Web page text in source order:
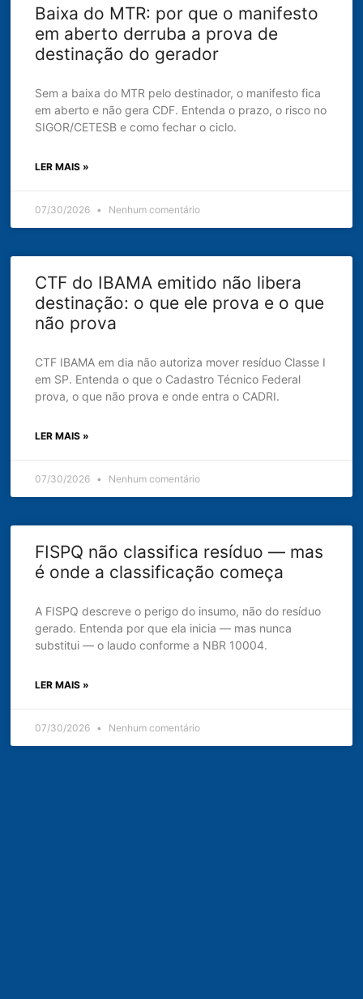
Baixa do MTR: por que o manifesto
em aberto derruba a prova de
destinação do gerador
Sem a baixa do MTR pelo destinador, o manifesto fica
em aberto e não gera CDF. Entenda o prazo, o risco no
SIGOR/CETESB e como fechar o ciclo.
LER MAIS »
07/30/2026 Nenhum comentário
CTF do IBAMA emitido não libera
destinação: o que ele prova e o que
não prova
CTF IBAMA em dia não autoriza mover resíduo Classe I
em SP. Entenda o que o Cadastro Técnico Federal
prova, o que não prova e onde entra o CADRI.
LER MAIS »
07/30/2026 Nenhum comentário
FISPQ não classifica resíduo — mas
é onde a classificação começa
A FISPQ descreve o perigo do insumo, não do resíduo
gerado. Entenda por que ela inicia — mas nunca
substitui — o laudo conforme a NBR 10004.
LER MAIS »
07/30/2026 Nenhum comentário